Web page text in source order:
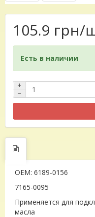
105.9 грн/
Есть в наличии
+
−
OEM: 6189-0156
7165-0095
Применяется для
масла